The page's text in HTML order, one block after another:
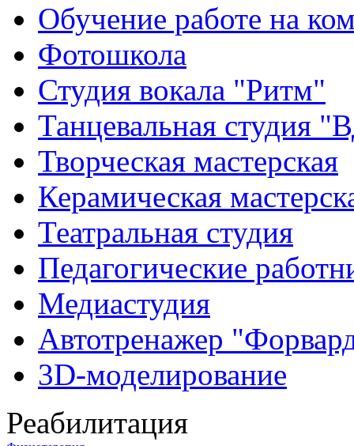
Обучение работе на
Фотошкола
Студия вокала "Ритм"
Танцевальная студия
Творческая мастерская
Керамическая
Театральная студия
Педагогические
Медиастудия
Автотренажер
3D-моделирование
Реабилитация